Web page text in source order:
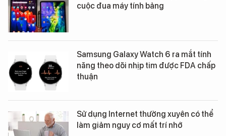
cuộc đua máy tính bảng
Samsung Galaxy Watch 6 ra mắt tính
năng theo dõi nhịp tim được FDA chấp
thuận
Sử dụng Internet thường xuyên có thể
làm giảm nguy cơ mất trí nhớ